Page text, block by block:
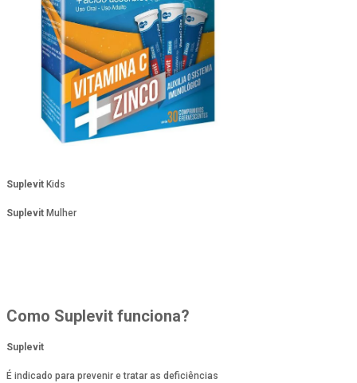
Suplevit Kids
Suplevit Mulher
Como Suplevit funciona?
Suplevit
É indicado para prevenir e tratar as deficiências